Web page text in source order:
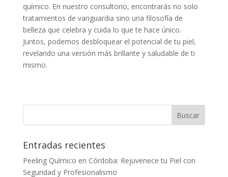
químico. En nuestro consultorio, encontrarás no solo
tratamientos de vanguardia sino una filosofía de
belleza que celebra y cuida lo que te hace único.
Juntos, podemos desbloquear el potencial de tu piel,
revelando una versión más brillante y saludable de ti
mismo.
Entradas recientes
Peeling Químico en Córdoba: Rejuvenece tu Piel con
Seguridad y Profesionalismo